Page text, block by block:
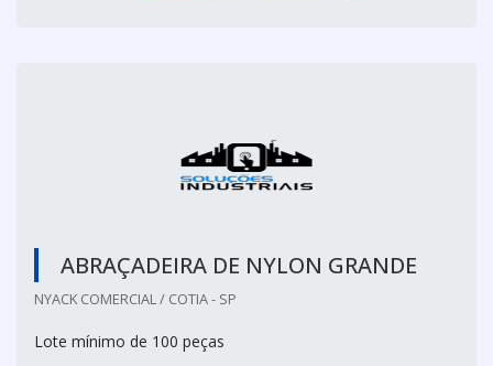
ABRAÇADEIRA DE NYLON GRANDE
NYACK COMERCIAL / COTIA - SP
Lote mínimo de 100 peças